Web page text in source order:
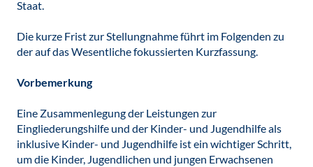
Staat.
Die kurze Frist zur Stellungnahme führt im Folgenden zu
der auf das Wesentliche fokussierten Kurzfassung.
Vorbemerkung
Eine Zusammenlegung der Leistungen zur
Eingliederungshilfe und der Kinder- und Jugendhilfe als
inklusive Kinder- und Jugendhilfe ist ein wichtiger Schritt,
um die Kinder, Jugendlichen und jungen Erwachsenen